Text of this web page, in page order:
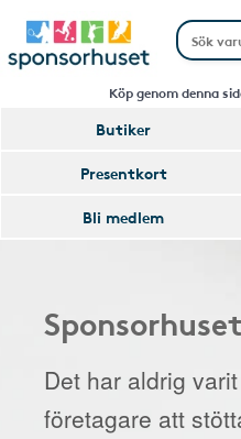
Köp genom denna
Butiker
Presentkort
Bli medlem
Det har aldrig
företagare att